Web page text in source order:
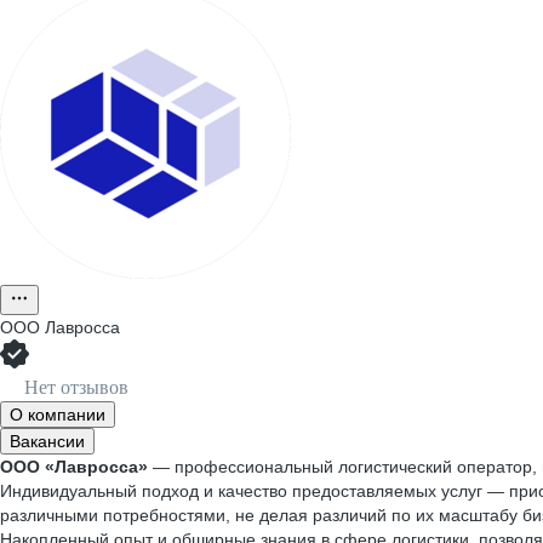
ООО Лавросса
Нет отзывов
О компании
Вакансии
ООО «Лавросса» — профессиональный логистический
Индивидуальный подход и качество предоставляемых услуг —
различными потребностями, не делая различий по их масштабу